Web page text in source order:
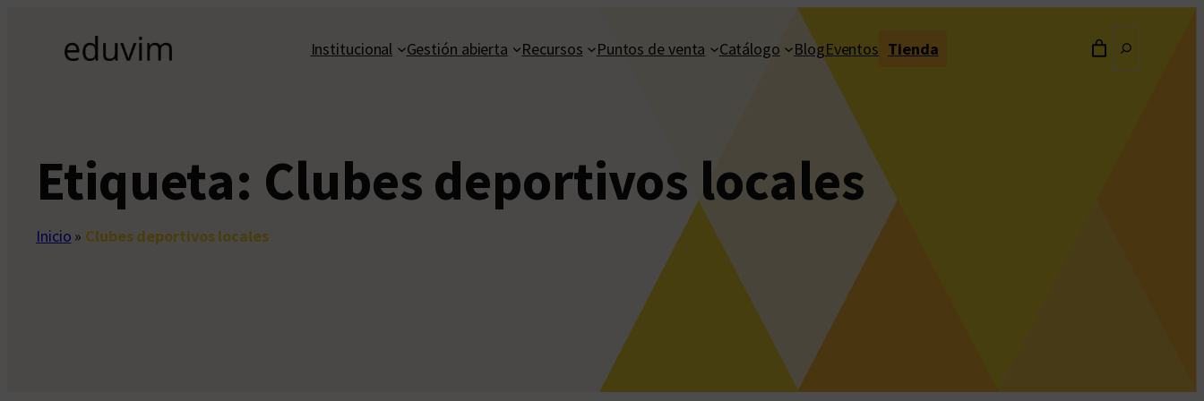
contenido
Institucional Gestión abierta Recursos Puntos de venta Catálogo BlogEventos Tienda
Etiqueta: Clubes deportivos locales
Inicio » Clubes deportivos locales